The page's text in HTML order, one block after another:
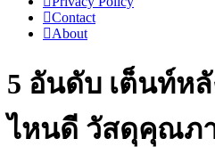
Contact
About
5 อันดับ เต็นท์ห
ไหนดี วัสดุคุณภ